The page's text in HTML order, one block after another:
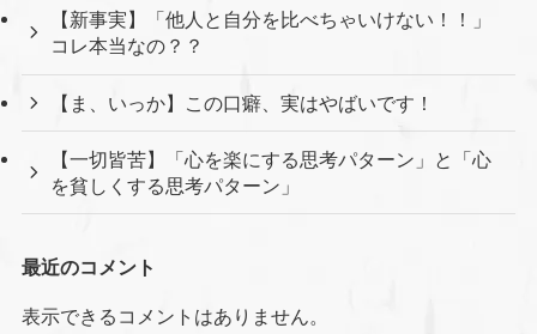
【新事実】「他人と自分を比べちゃいけない！！」
コレ本当なの？？
【ま、いっか】この口癖、実はやばいです！
【一切皆苦】「心を楽にする思考パターン」と「心
を貧しくする思考パターン」
最近のコメント
表示できるコメントはありません。